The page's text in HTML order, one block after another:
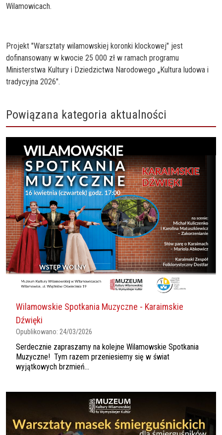
Wilamowicach.
Projekt "Warsztaty wilamowskiej koronki klockowej" jest
dofinansowany w kwocie 25 000 zł w ramach programu
Ministerstwa Kultury i Dziedzictwa Narodowego „Kultura ludowa i
tradycyjna 2026".
Powiązana kategoria aktualności
Wilamowskie Spotkania Muzyczne - Karaimskie
Dźwięki
Opublikowano: 24/03/2026
Serdecznie zapraszamy na kolejne Wilamowskie Spotkania
Muzyczne! Tym razem przeniesiemy się w świat
wyjątkowych brzmień...